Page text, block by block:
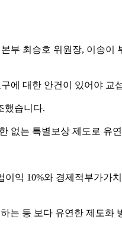
최승호 위원장, 이송이
에 대한 안건이 있어야 교
했습니다.
없는 특별보상 제도로 유
익 10%와 경제적부가가
는 등 보다 유연한 제도화